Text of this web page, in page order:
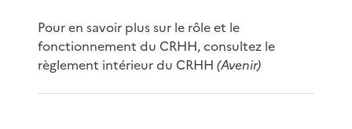
Pour en savoir plus sur le rôle et le
fonctionnement du CRHH, consultez le
règlement intérieur du CRHH (Avenir)